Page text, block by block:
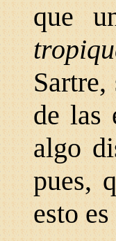
que
de las
algo
pues,
esto